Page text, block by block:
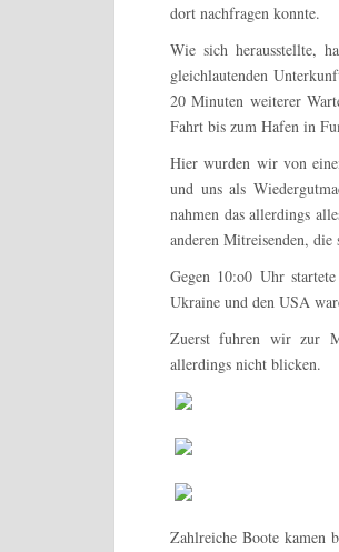
dort nachfragen konnte.
Wie sich herausstellte,
gleichlautenden
20 Minuten weiterer
Fahrt bis zum Hafen in
Hier wurden wir von
und uns als
nahmen das allerdings
anderen Mitreisenden, die
Gegen 10:o0 Uhr
Ukraine und den USA
Zuerst fuhren wir zur
allerdings nicht blicken.
Zahlreiche Boote kamen